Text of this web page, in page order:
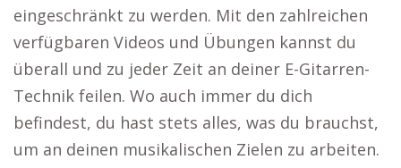
eingeschränkt zu werden. Mit den zahlreichen
verfügbaren Videos und Übungen kannst du
überall und zu jeder Zeit an deiner E-Gitarren-
Technik feilen. Wo auch immer du dich
befindest, du hast stets alles, was du brauchst,
um an deinen musikalischen Zielen zu arbeiten.